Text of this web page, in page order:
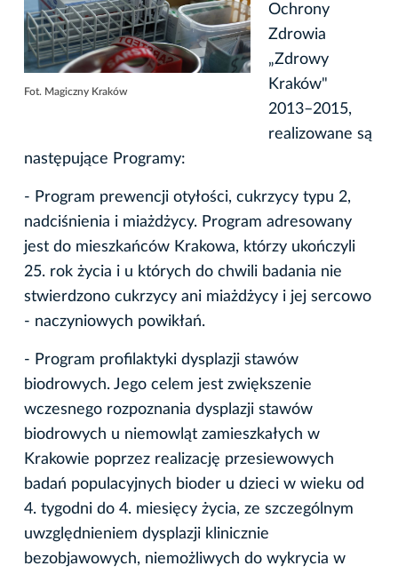
Fot. Magiczny Kraków
Ochrony
Zdrowia
„Zdrowy
Kraków"
2013–2015,
realizowane są
następujące Programy:
- Program prewencji otyłości, cukrzycy typu 2,
nadciśnienia i miażdżycy. Program adresowany
jest do mieszkańców Krakowa, którzy ukończyli
25. rok życia i u których do chwili badania nie
stwierdzono cukrzycy ani miażdżycy i jej sercowo
- naczyniowych powikłań.
- Program profilaktyki dysplazji stawów
biodrowych. Jego celem jest zwiększenie
wczesnego rozpoznania dysplazji stawów
biodrowych u niemowląt zamieszkałych w
Krakowie poprzez realizację przesiewowych
badań populacyjnych bioder u dzieci w wieku od
4. tygodni do 4. miesięcy życia, ze szczególnym
uwzględnieniem dysplazji klinicznie
bezobjawowych, niemożliwych do wykrycia w